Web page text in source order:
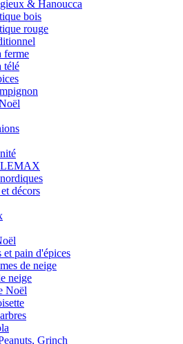
& Hanoucca
bois
rouge
ferme
télé
LEMAX
décors
et pain d'épices
de neige
neige
Noël
Grinch